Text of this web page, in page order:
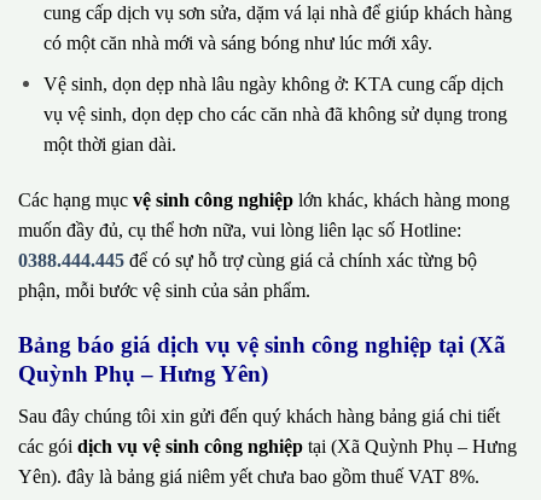
cung cấp dịch vụ sơn sửa, dặm vá lại nhà để giúp khách hàng
có một căn nhà mới và sáng bóng như lúc mới xây.
Vệ sinh, dọn dẹp nhà lâu ngày không ở: KTA cung cấp dịch
vụ vệ sinh, dọn dẹp cho các căn nhà đã không sử dụng trong
một thời gian dài.
Các hạng mục vệ sinh công nghiệp lớn khác, khách hàng mong
muốn đầy đủ, cụ thể hơn nữa, vui lòng liên lạc số Hotline:
0388.444.445 để có sự hỗ trợ cùng giá cả chính xác từng bộ
phận, mỗi bước vệ sinh của sản phẩm.
Bảng báo giá dịch vụ vệ sinh công nghiệp tại (Xã
Quỳnh Phụ – Hưng Yên)
Sau đây chúng tôi xin gửi đến quý khách hàng bảng giá chi tiết
các gói dịch vụ vệ sinh công nghiệp tại (Xã Quỳnh Phụ – Hưng
Yên). đây là bảng giá niêm yết chưa bao gồm thuế VAT 8%.